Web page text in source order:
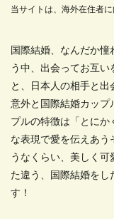
当サイトは、海外在住者
国際結婚、なんだか
う中、出会ってお互
と、日本人の相手と
意外と国際結婚カップ
プルの特徴は「とにか
な表現で愛を伝えあう
うなくらい、美しく可
た違う、国際結婚をし
す！